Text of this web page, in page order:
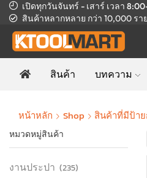
เปิดทุกวันจันทร์ - เสาร์ เวลา
สินค้าหลากหลาย กว่า 10,000 รา
สินค้า บทความ
หน้าหลัก Shop สินค้าที่มีป้าย
หมวดหมู่สินค้า
งานประปา (235)